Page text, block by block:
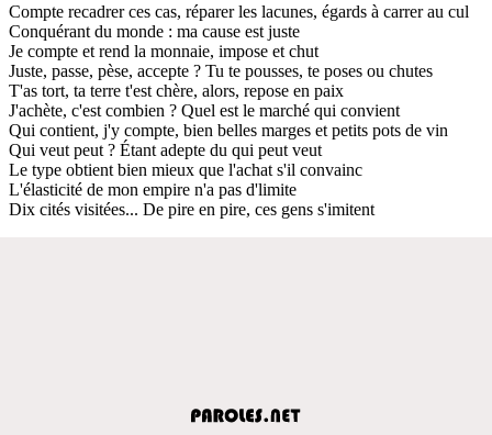
Compte recadrer ces cas, réparer les lacunes, égards à carrer au cul
Conquérant du monde : ma cause est juste
Je compte et rend la monnaie, impose et chut
Juste, passe, pèse, accepte ? Tu te pousses, te poses ou chutes
T'as tort, ta terre t'est chère, alors, repose en paix
J'achète, c'est combien ? Quel est le marché qui convient
Qui contient, j'y compte, bien belles marges et petits pots de vin
Qui veut peut ? Étant adepte du qui peut veut
Le type obtient bien mieux que l'achat s'il convainc
L'élasticité de mon empire n'a pas d'limite
Dix cités visitées... De pire en pire, ces gens s'imitent